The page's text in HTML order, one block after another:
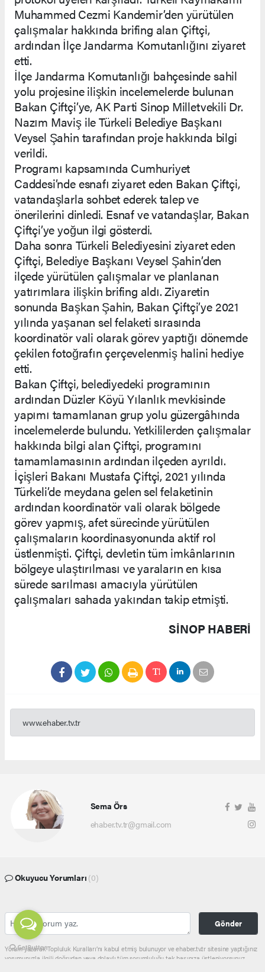
Muhammed Cezmi Kandemir’den yürütülen
çalışmalar hakkında brifing alan Çiftçi,
ardından İlçe Jandarma Komutanlığını ziyaret
etti.
İlçe Jandarma Komutanlığı bahçesinde sahil
yolu projesine ilişkin incelemelerde bulunan
Bakan Çiftçi’ye, AK Parti Sinop Milletvekili Dr.
Nazım Maviş ile Türkeli Belediye Başkanı
Veysel Şahin tarafından proje hakkında bilgi
verildi.
Programı kapsamında Cumhuriyet
Caddesi’nde esnafı ziyaret eden Bakan Çiftçi,
vatandaşlarla sohbet ederek talep ve
önerilerini dinledi. Esnaf ve vatandaşlar, Bakan
Çiftçi’ye yoğun ilgi gösterdi.
Daha sonra Türkeli Belediyesini ziyaret eden
Çiftçi, Belediye Başkanı Veysel Şahin’den
ilçede yürütülen çalışmalar ve planlanan
yatırımlara ilişkin brifing aldı. Ziyaretin
sonunda Başkan Şahin, Bakan Çiftçi’ye 2021
yılında yaşanan sel felaketi sırasında
koordinatör vali olarak görev yaptığı dönemde
çekilen fotoğrafın çerçevelenmiş halini hediye
etti.
Bakan Çiftçi, belediyedeki programının
ardından Düzler Köyü Yılanlık mevkisinde
yapımı tamamlanan grup yolu güzergâhında
incelemelerde bulundu. Yetkililerden çalışmalar
hakkında bilgi alan Çiftçi, programını
tamamlamasının ardından ilçeden ayrıldı.
İçişleri Bakanı Mustafa Çiftçi, 2021 yılında
Türkeli’de meydana gelen sel felaketinin
ardından koordinatör vali olarak bölgede
görev yapmış, afet sürecinde yürütülen
çalışmaların koordinasyonunda aktif rol
üstlenmişti. Çiftçi, devletin tüm imkânlarının
bölgeye ulaştırılması ve yaraların en kısa
sürede sarılması amacıyla yürütülen
çalışmaları sahada yakından takip etmişti.
SINOP HABERİ
www.ehaber.tv.tr
Sema Örs
ehaber.tv.tr@gmail.com
Okuyucu Yorumları (0)
Gönder
Yorum yazarak Topluluk Kuralları’nı kabul etmiş bulunuyor ve ehaber.tv.tr sitesine yaptığınız
yorumunuzla ilgili doğrudan veya dolaylı tüm sorumluluğu tek başınıza üstleniyorsunuz.